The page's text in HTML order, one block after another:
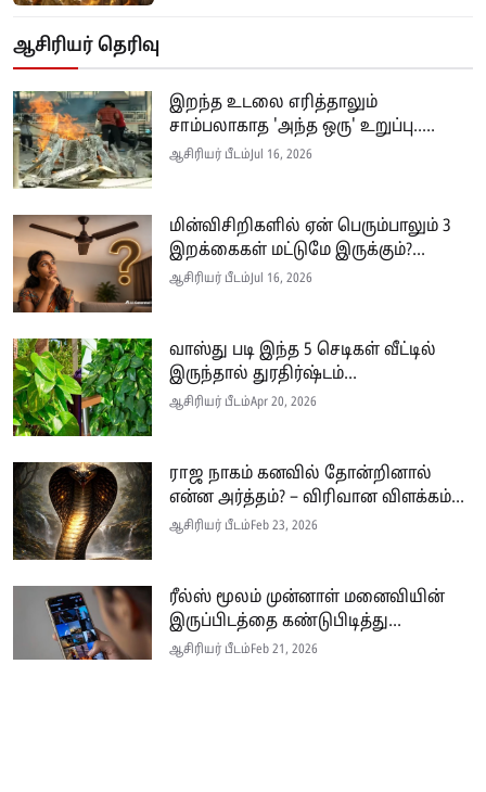
ஆசிரியர் தெரிவு
இறந்த உடலை எரித்தாலும்
சாம்பலாகாத 'அந்த ஒரு' உறுப்பு.....
ஆசிரியர் பீடம்Jul 16, 2026
மின்விசிறிகளில் ஏன் பெரும்பாலும் 3
இறக்கைகள் மட்டுமே இருக்கும்?...
ஆசிரியர் பீடம்Jul 16, 2026
வாஸ்து படி இந்த 5 செடிகள் வீட்டில்
இருந்தால் துரதிர்ஷ்டம்...
ஆசிரியர் பீடம்Apr 20, 2026
ராஜ நாகம் கனவில் தோன்றினால்
என்ன அர்த்தம்? – விரிவான விளக்கம்...
ஆசிரியர் பீடம்Feb 23, 2026
ரீல்ஸ் மூலம் முன்னாள் மனைவியின்
இருப்பிடத்தை கண்டுபிடித்து...
ஆசிரியர் பீடம்Feb 21, 2026